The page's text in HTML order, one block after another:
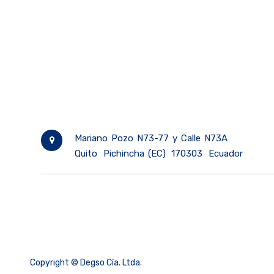
Mariano Pozo N73-77 y Calle N73A
Quito
Pichincha (EC) 170303 Ecuador
Copyright © Degso Cía. Ltda.